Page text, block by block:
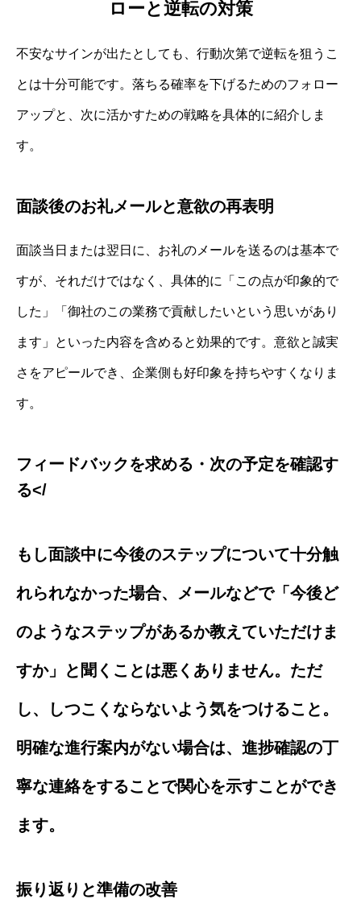
ローと逆転の対策
不安なサインが出たとしても、行動次第で逆転を狙うこ
とは十分可能です。落ちる確率を下げるためのフォロー
アップと、次に活かすための戦略を具体的に紹介しま
す。
面談後のお礼メールと意欲の再表明
面談当日または翌日に、お礼のメールを送るのは基本で
すが、それだけではなく、具体的に「この点が印象的で
した」「御社のこの業務で貢献したいという思いがあり
ます」といった内容を含めると効果的です。意欲と誠実
さをアピールでき、企業側も好印象を持ちやすくなりま
す。
フィードバックを求める・次の予定を確認す
る</
もし面談中に今後のステップについて十分触
れられなかった場合、メールなどで「今後ど
のようなステップがあるか教えていただけま
すか」と聞くことは悪くありません。ただ
し、しつこくならないよう気をつけること。
明確な進行案内がない場合は、進捗確認の丁
寧な連絡をすることで関心を示すことができ
ます。
振り返りと準備の改善